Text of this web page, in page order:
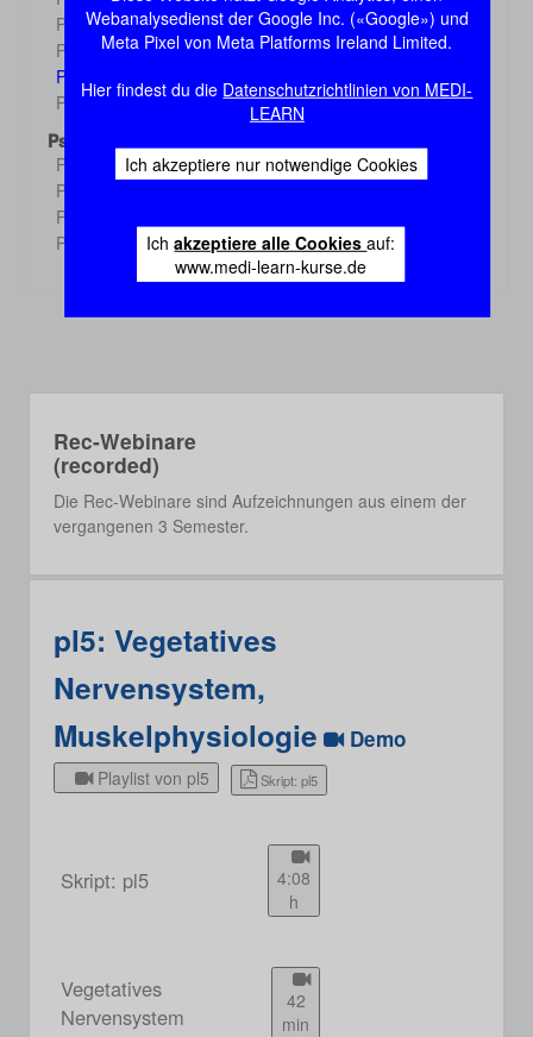
Webanalysedienst der Google Inc. («Google») und
Meta Pixel von Meta Platforms Ireland Limited.
Hier findest du die Datenschutzrichtlinien von MEDI-
LEARN
Ich akzeptiere nur notwendige Cookies
Ichakzeptiere alle Cookiesauf:
www.medi-learn-kurse.de
Physiologie 3 Demo
Physiologie 4 Demo
Physiologie 5
Physiologie 6
Psychologie
Psychologie 1
Demo
Psychologie 2
Psychologie 3
Psychologie 4 Demo
Rec-Webinare
(recorded)
Die Rec-Webinare sind Aufzeichnungen aus einem der
vergangenen 3 Semester.
pl5: Vegetatives
Nervensystem,
Muskelphysiologie
Demo
Playlist von pl5 Skript: pl5
Skript: pl5
4:08
h
Vegetatives
Nervensystem
42
min